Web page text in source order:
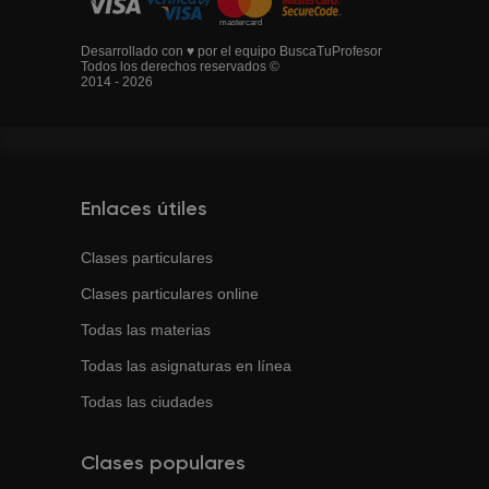
Desarrollado con ♥ por el equipo BuscaTuProfesor
Todos los derechos reservados ©
2014 - 2026
Enlaces útiles
Clases particulares
Clases particulares online
Todas las materias
Todas las asignaturas en línea
Todas las ciudades
Clases populares